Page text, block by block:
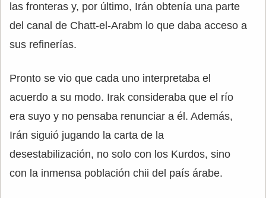
las fronteras y, por último, Irán obtenía una parte
del canal de Chatt-el-Arabm lo que daba acceso a
sus refinerías.
Pronto se vio que cada uno interpretaba el
acuerdo a su modo. Irak consideraba que el río
era suyo y no pensaba renunciar a él. Además,
Irán siguió jugando la carta de la
desestabilización, no solo con los Kurdos, sino
con la inmensa población chii del país árabe.